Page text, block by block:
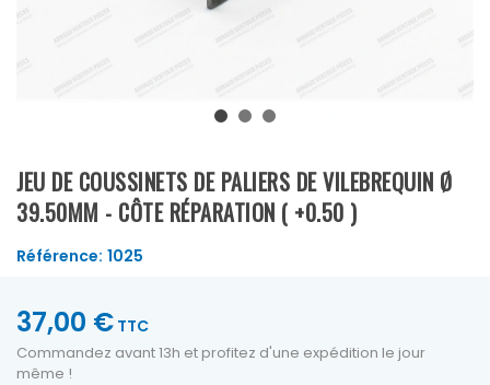
JEU DE COUSSINETS DE PALIERS DE VILEBREQUIN Ø
39.50MM - CÔTE RÉPARATION ( +0.50 )
Référence: 1025
37,00 € TTC
Commandez avant 13h et profitez d'une expédition le jour
même !